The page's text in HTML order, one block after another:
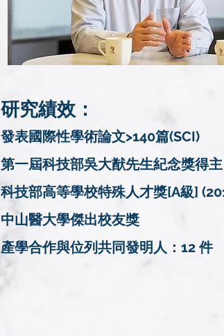
研究績效：
發表國際性學術論文>140篇(SCI)
第一屆科技部吳大猷先生紀念獎得主
科技部高等學校特殊人才獎[A級]
中山醫大學傑出校友獎
產學合作與位列共同發明人：12 件